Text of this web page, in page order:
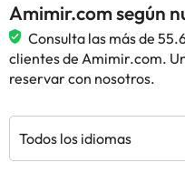
Amimir.com según
Consulta las más de
clientes de Amimir.com.
reservar con nosotros.